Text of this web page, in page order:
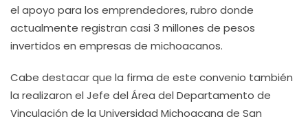
el apoyo para los emprendedores, rubro donde
actualmente registran casi 3 millones de pesos
invertidos en empresas de michoacanos.
Cabe destacar que la firma de este convenio también
la realizaron el Jefe del Área del Departamento de
Vinculación de la Universidad Michoacana de San